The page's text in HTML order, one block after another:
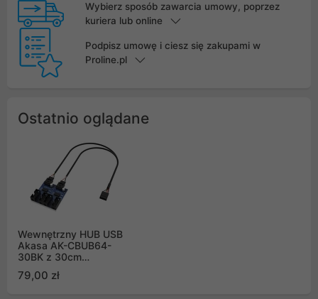
Wybierz sposób zawarcia umowy, poprzez
kuriera lub online
Podpisz umowę i ciesz się zakupami w
Proline.pl
Ostatnio oglądane
Wewnętrzny HUB USB
Akasa AK-CBUB64-
30BK z 30cm
79,00 zł